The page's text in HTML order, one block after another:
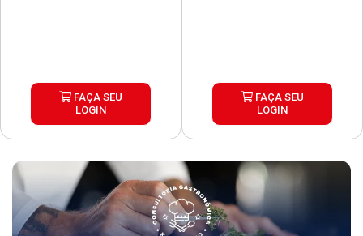
FAÇA SEU
LOGIN
FAÇA SEU
LOGIN